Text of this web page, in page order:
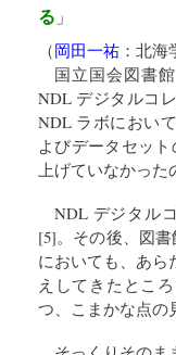
る 」
（岡田一祐 ： 北海
国立国会図書
NDL デジタルコ
NDL ラボにおい
よびデータセッ
上げていなかっ
NDL デジタル
[5]。その後、図
においても、あら
えしてきたとこ
つ、こまかな点の